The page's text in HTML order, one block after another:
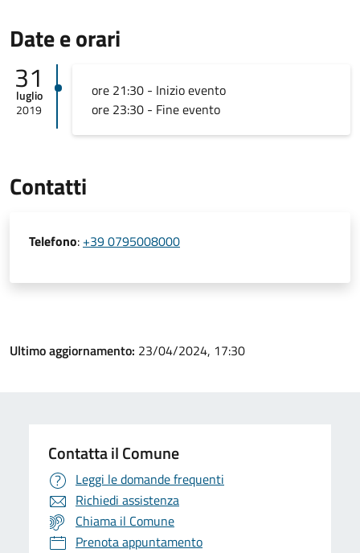
Date e orari
31
luglio
2019
ore 21:30 - Inizio evento
ore 23:30 - Fine evento
Contatti
Telefono: +39 0795008000
Ultimo aggiornamento: 23/04/2024, 17:30
Contatta il Comune
Leggi le domande frequenti
Richiedi assistenza
Chiama il Comune
Prenota appuntamento